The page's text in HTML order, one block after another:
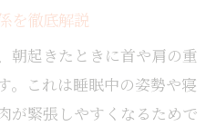
を徹底解説
朝起きたときに首や肩の重
。これは睡眠中の姿勢や寝
が緊張しやすくなるためで